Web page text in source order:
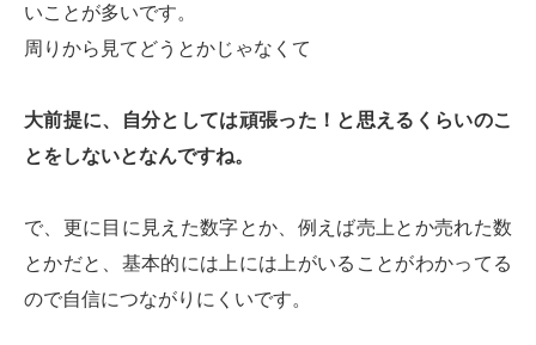
いことが多いです。
周りから見てどうとかじゃなくて
大前提に、自分としては頑張った！と思えるくらいのこ
とをしないとなんですね。
で、更に目に見えた数字とか、例えば売上とか売れた数
とかだと、基本的には上には上がいることがわかってる
ので自信につながりにくいです。